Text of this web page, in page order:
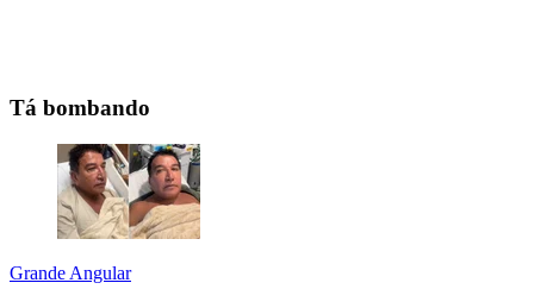
Tá bombando
Grande Angular